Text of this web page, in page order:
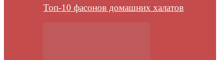
Топ-10 фасонов домашних халатов